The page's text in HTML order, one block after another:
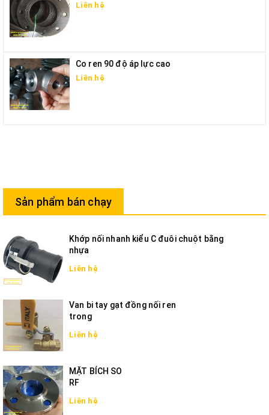
Liên hệ
Co ren 90 độ áp lực cao
Liên hệ
Sản phẩm bán chạy
Khớp nối nhanh kiểu C đuôi chuột bằng
nhựa
Liên hệ
Van bi tay gạt đồng nối ren
trong
Liên hệ
MẶT BÍCH SO
RF
Liên hệ